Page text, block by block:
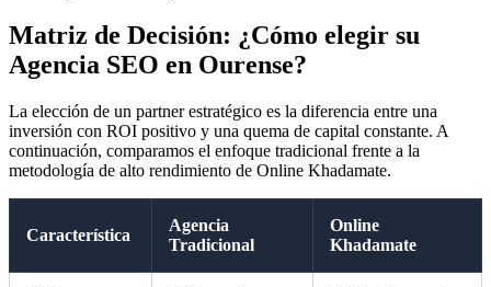
Matriz de Decisión: ¿Cómo elegir su
Agencia SEO en Ourense?
La elección de un partner estratégico es la diferencia entre una
inversión con ROI positivo y una quema de capital constante. A
continuación, comparamos el enfoque tradicional frente a la
metodología de alto rendimiento de Online Khadamate.
Característica
Agencia
Tradicional
Online
Khadamate